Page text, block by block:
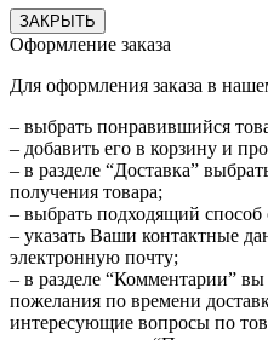
ЗАКРЫТЬ
Оформление заказа
Для оформления заказа в
– выбрать понравившийся
– добавить его в корзину и
– в разделе “Доставка”
получения товара;
– выбрать подходящий способ
– указать Ваши контактные
электронную почту;
– в разделе “Комментарии”
пожелания по времени
интересующие вопросы по